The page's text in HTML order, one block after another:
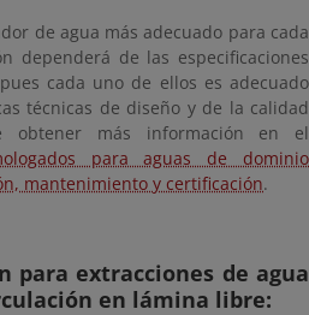
de agua más adecuado para cada
dependerá de las especificaciones
cada uno de ellos es adecuado
técnicas de diseño y de la calidad
obtener más información en el
para aguas de dominio
mantenimiento y certificación.
para extracciones de agua
en lámina libre: